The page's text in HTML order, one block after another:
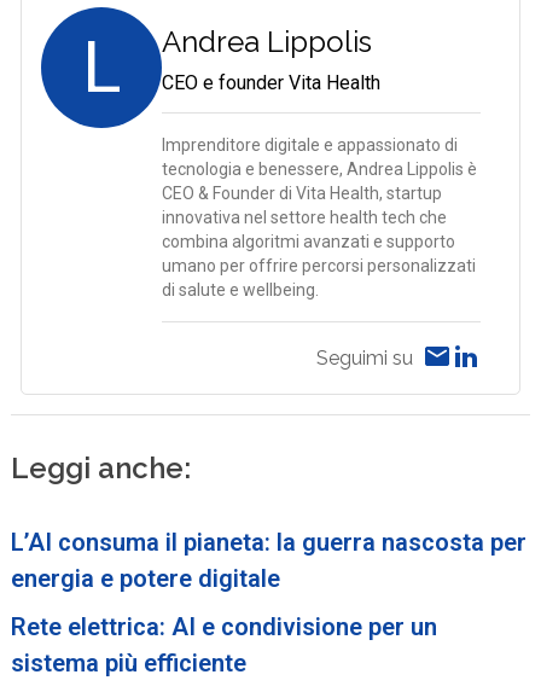
L Andrea Lippolis
CEO e founder Vita Health
Imprenditore digitale e appassionato di
tecnologia e benessere, Andrea Lippolis è
CEO & Founder di Vita Health, startup
innovativa nel settore health tech che
combina algoritmi avanzati e supporto
umano per offrire percorsi personalizzati
di salute e wellbeing.
Seguimi su
Leggi anche:
L’AI consuma il pianeta: la guerra nascosta per
energia e potere digitale
Rete elettrica: AI e condivisione per un
sistema più efficiente